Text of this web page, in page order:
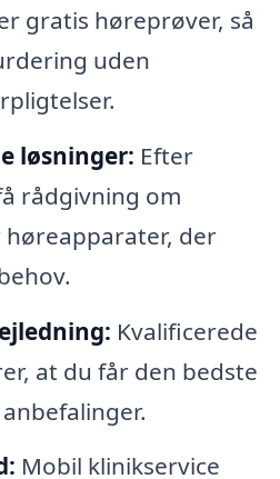
gratis høreprøver, så
uden
løsninger: Efter
rådgivning om
der
Kvalificerede
at du får den bedste
Mobil klinikservice